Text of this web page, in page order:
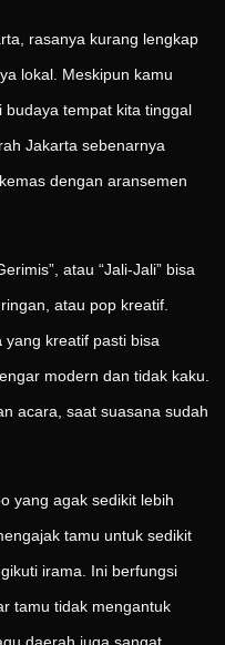
rasanya kurang lengkap
lokal. Meskipun kamu
budaya tempat kita tinggal
Jakarta sebenarnya
dengan aransemen
atau “Jali-Jali” bisa
atau pop kreatif.
yang kreatif pasti bisa
modern dan tidak kaku.
acara, saat suasana sudah
yang agak sedikit lebih
tamu untuk sedikit
irama. Ini berfungsi
tamu tidak mengantuk